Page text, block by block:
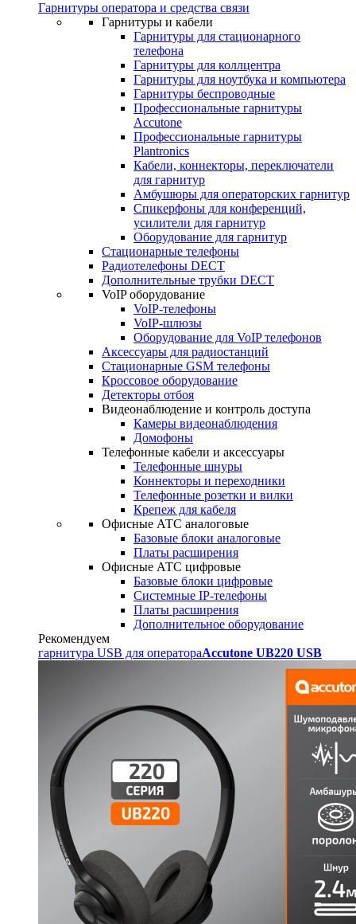
Гарнитуры оператора и средства связи
Гарнитуры и кабели
Гарнитуры для стационарного
телефона
Гарнитуры для коллцентра
Гарнитуры для ноутбука и компьютера
Гарнитуры беспроводные
Профессиональные гарнитуры
Accutone
Профессиональные гарнитуры
Plantronics
Кабели, коннекторы, переключатели
для гарнитур
Амбушюры для операторских гарнитур
Cпикерфоны для конференций,
усилители для гарнитур
Оборудование для гарнитур
Стационарные телефоны
Радиотелефоны DECT
Дополнительные трубки DECT
VoIP оборудование
VoIP-телефоны
VoIP-шлюзы
Оборудование для VoIP телефонов
Аксессуары для радиостанций
Стационарные GSM телефоны
Кроссовое оборудование
Детекторы отбоя
Видеонаблюдение и контроль доступа
Камеры видеонаблюдения
Домофоны
Телефонные кабели и аксессуары
Телефонные шнуры
Коннекторы и переходники
Телефонные розетки и вилки
Крепеж для кабеля
Офисные АТС аналоговые
Базовые блоки аналоговые
Платы расширения
Офисные АТС цифровые
Базовые блоки цифровые
Системные IP-телефоны
Платы расширения
Дополнительное оборудование
Рекомендуем
гарнитура USB для оператораAccutone UB220 USB